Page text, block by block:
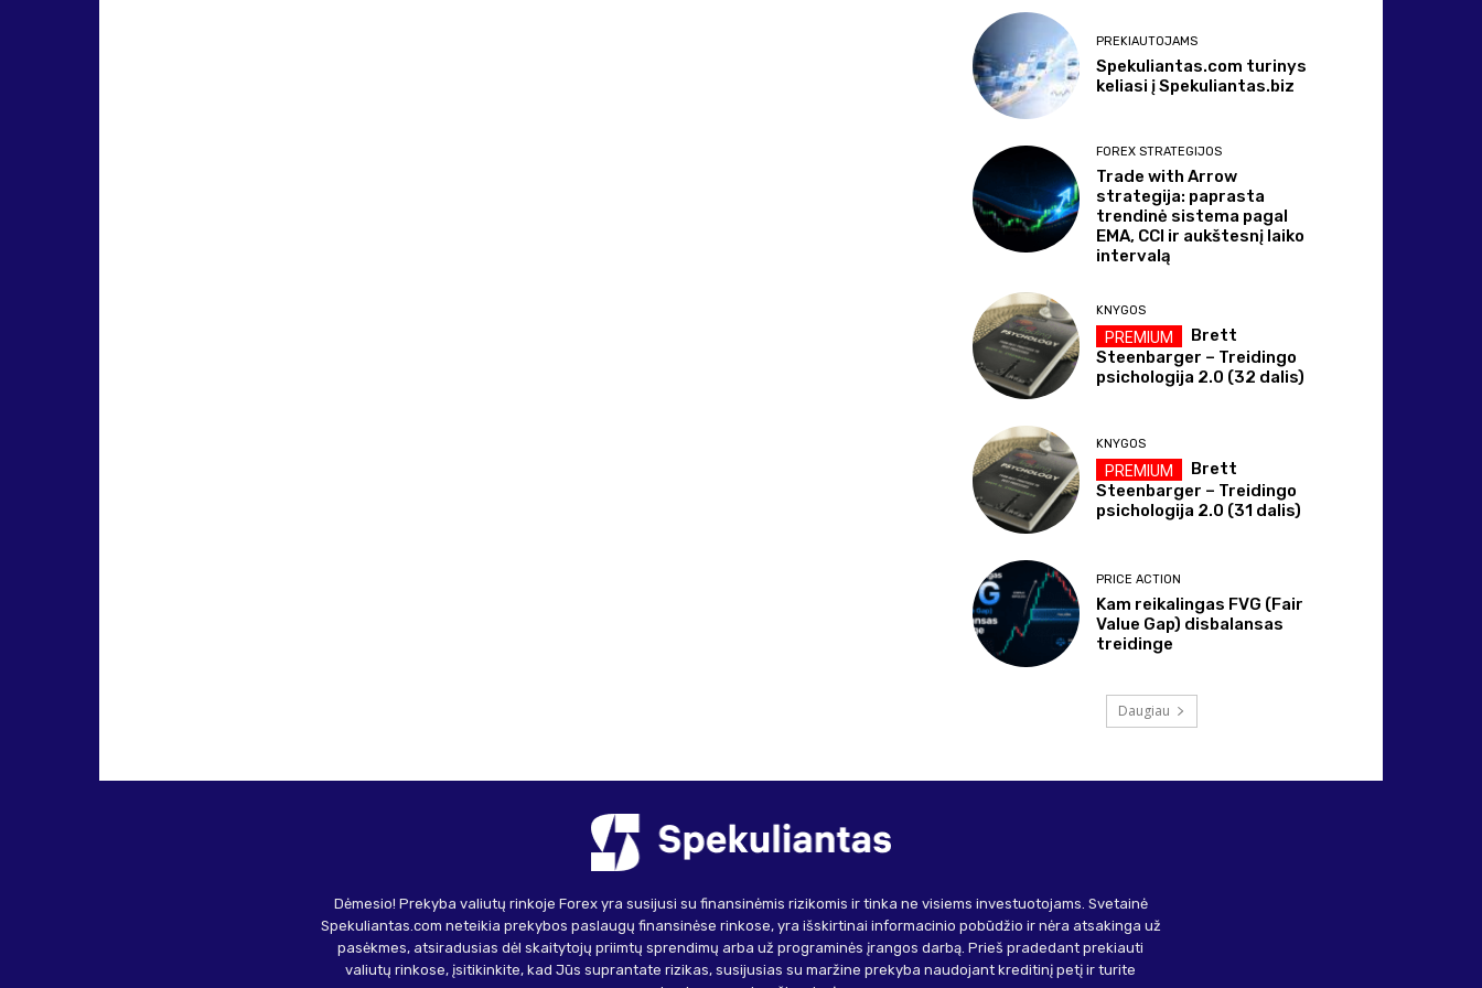
PREKIAUTOJAMS
Spekuliantas.com turinys
keliasi į Spekuliantas.biz
FOREX STRATEGIJOS
Trade with Arrow
strategija: paprasta
trendinė sistema pagal
EMA, CCI ir aukštesnį laiko
intervalą
KNYGOS
Brett
Steenbarger – Treidingo
psichologija 2.0 (32 dalis)
KNYGOS
Brett
Steenbarger – Treidingo
psichologija 2.0 (31 dalis)
PRICE ACTION
Kam reikalingas FVG (Fair
Value Gap) disbalansas
treidinge
Daugiau
Dėmesio! Prekyba valiutų rinkoje Forex yra susijusi su finansinėmis rizikomis ir tinka ne visiems investuotojams. Svetainė
Spekuliantas.com neteikia prekybos paslaugų finansinėse rinkose, yra išskirtinai informacinio pobūdžio ir nėra atsakinga už
pasėkmes, atsiradusias dėl skaitytojų priimtų sprendimų arba už programinės įrangos darbą. Prieš pradedant prekiauti
valiutų rinkose, įsitikinkite, kad Jūs suprantate rizikas, susijusias su maržine prekyba naudojant kreditinį petį ir turite